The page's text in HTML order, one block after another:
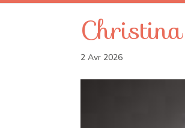
2 Avr 2026